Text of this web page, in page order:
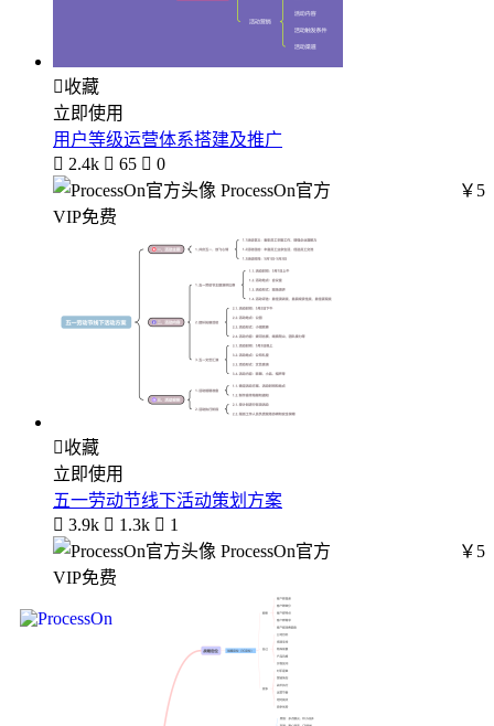
收藏
立即使用
用户等级运营体系搭建及推广
 2.4k  65  0
ProcessOn官方
￥5
VIP免费
收藏
立即使用
五一劳动节线下活动策划方案
 3.9k  1.3k  1
ProcessOn官方
￥5
VIP免费